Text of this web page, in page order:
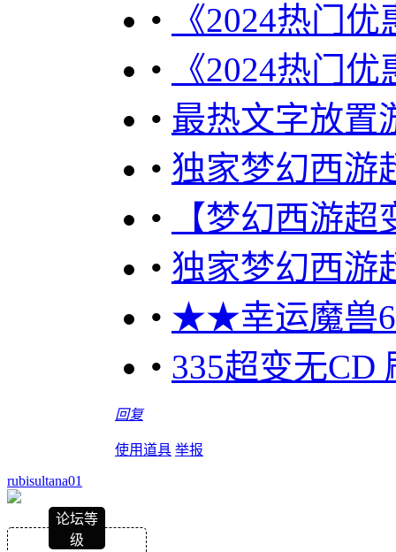
•
《2024热门
•
《2024热门
• 最热文字放置
• 独家梦幻西游
•
【梦幻西游
• 独家梦幻西游
• ★★幸运魔兽
• 335超变无
回复
使用道具 举报
rubisultana01
论坛等
级